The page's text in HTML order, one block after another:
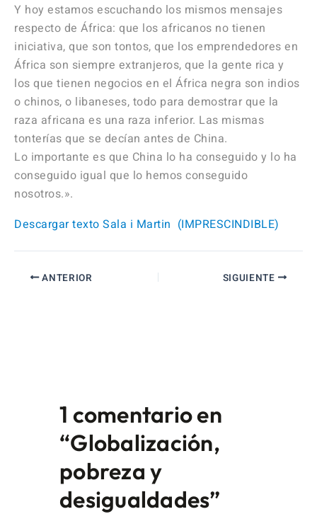
Y hoy estamos escuchando los mismos mensajes
respecto de África: que los africanos no tienen
iniciativa, que son tontos, que los emprendedores en
África son siempre extranjeros, que la gente rica y
los que tienen negocios en el África negra son indios
o chinos, o libaneses, todo para demostrar que la
raza africana es una raza inferior. Las mismas
tonterías que se decían antes de China.
Lo importante es que China lo ha conseguido y lo ha
conseguido igual que lo hemos conseguido
nosotros.».
Descargar texto Sala i Martin (IMPRESCINDIBLE)
ANTERIOR SIGUIENTE
1 comentario en
“Globalización,
pobreza y
desigualdades”